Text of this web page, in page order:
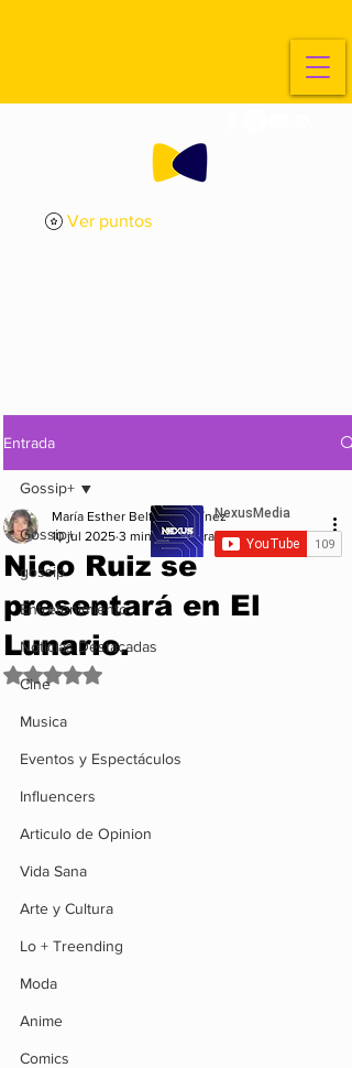
Ver puntos
Entrada
Gossip+
gossip
Entretenimiento
Noticias Destacadas
Cine
Musica
Eventos y Espectáculos
Influencers
Articulo de Opinion
Vida Sana
Arte y Cultura
Lo + Treending
Moda
Anime
Comics
Gossip+
Nico Ruiz se
presentará en El
Lunario.
María Esther Beltrán Martínez
10 jul 2025 3 min de lectura
Obtuvo NaN de 5 estrellas.